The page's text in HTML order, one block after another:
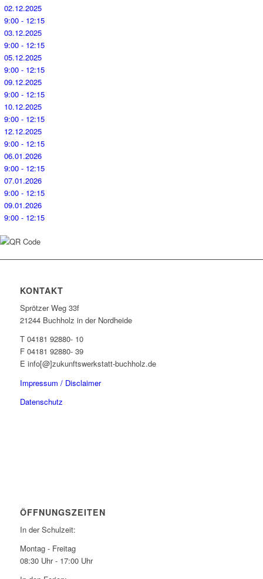
02.12.2025
9:00 - 12:15
03.12.2025
9:00 - 12:15
05.12.2025
9:00 - 12:15
09.12.2025
9:00 - 12:15
10.12.2025
9:00 - 12:15
12.12.2025
9:00 - 12:15
06.01.2026
9:00 - 12:15
07.01.2026
9:00 - 12:15
09.01.2026
9:00 - 12:15
KONTAKT
Sprötzer Weg 33f
21244 Buchholz in der Nordheide
T 04181 92880- 10
F 04181 92880- 39
E info[@]zukunftswerkstatt-buchholz.de
Impressum / Disclaimer
Datenschutz
ÖFFNUNGSZEITEN
In der Schulzeit:
Montag - Freitag
08:30 Uhr - 17:00 Uhr